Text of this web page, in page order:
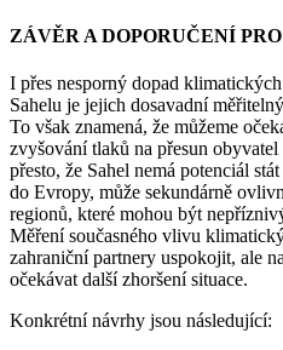
ZÁVĚR A DOPORUČENÍ
I přes nesporný dopad
Sahelu je jejich dosavadní
To však znamená, že můžeme
zvyšování tlaků na přesun
přesto, že Sahel nemá potenciál
do Evropy, může sekundárně
regionů, které mohou být
Měření současného vlivu
zahraniční partnery uspokojit, ale
očekávat další zhoršení situace.
Konkrétní návrhy jsou následující: